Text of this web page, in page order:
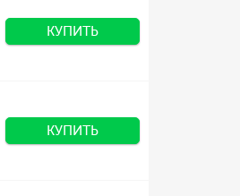
КУПИТЬ
КУПИТЬ